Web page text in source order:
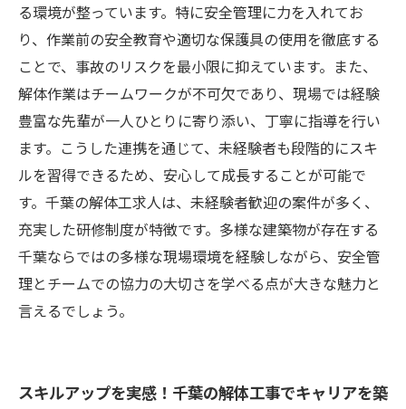
る環境が整っています。特に安全管理に力を入れてお
り、作業前の安全教育や適切な保護具の使用を徹底する
ことで、事故のリスクを最小限に抑えています。また、
解体作業はチームワークが不可欠であり、現場では経験
豊富な先輩が一人ひとりに寄り添い、丁寧に指導を行い
ます。こうした連携を通じて、未経験者も段階的にスキ
ルを習得できるため、安心して成長することが可能で
す。千葉の解体工求人は、未経験者歓迎の案件が多く、
充実した研修制度が特徴です。多様な建築物が存在する
千葉ならではの多様な現場環境を経験しながら、安全管
理とチームでの協力の大切さを学べる点が大きな魅力と
言えるでしょう。
スキルアップを実感！千葉の解体工事でキャリアを築